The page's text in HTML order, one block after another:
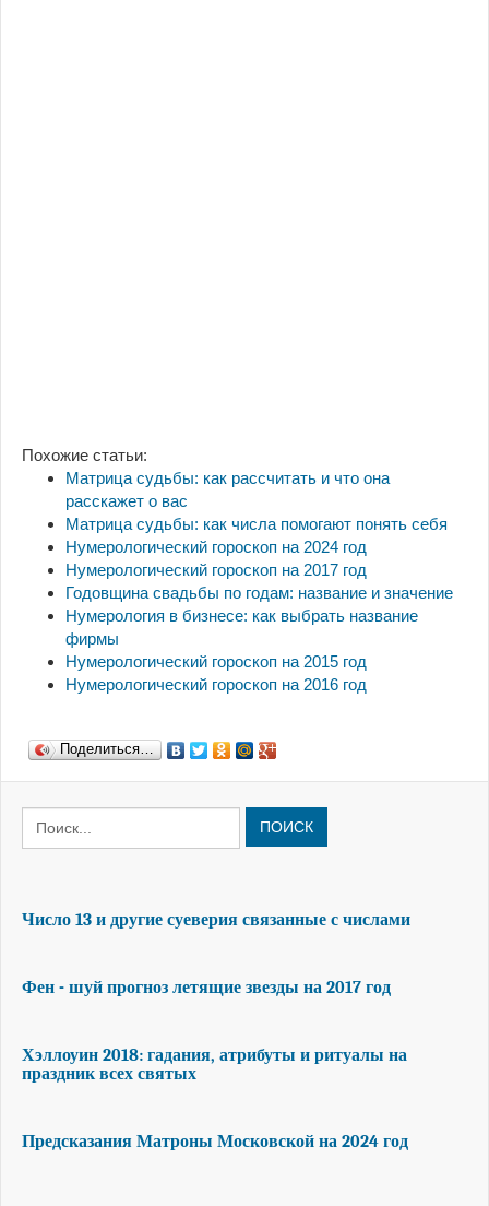
Похожие статьи:
Матрица судьбы: как рассчитать и что она
расскажет о вас
Матрица судьбы: как числа помогают понять себя
Нумерологический гороскоп на 2024 год
Нумерологический гороскоп на 2017 год
Годовщина свадьбы по годам: название и значение
Нумерология в бизнесе: как выбрать название
фирмы
Нумерологический гороскоп на 2015 год
Нумерологический гороскоп на 2016 год
Поделиться…
ПОИСК
Число 13 и другие суеверия связанные с числами
Фен - шуй прогноз летящие звезды на 2017 год
Хэллоуин 2018: гадания, атрибуты и ритуалы на
праздник всех святых
Предсказания Матроны Московской на 2024 год